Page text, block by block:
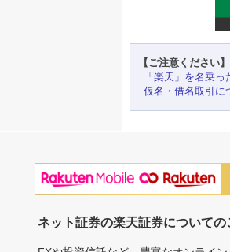
【ご注意ください】
「楽天」を名乗
仮名・借名取引に
ネット証券の楽天証券についての